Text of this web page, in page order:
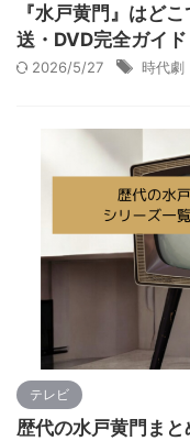
『水戸黄門』はど
送・DVD完全ガイド
2026/5/27 時代劇
テレビ
歴代の水戸黄門ま